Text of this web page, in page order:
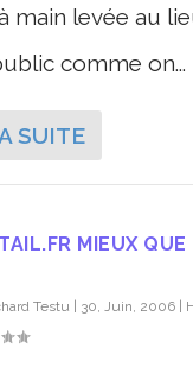
main levée au
comme on...
SUITE
MIEUX
Testu 30, Juin, 2006